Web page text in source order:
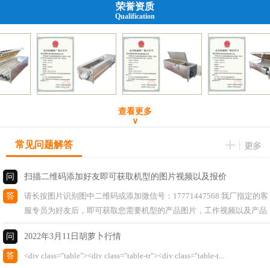
荣誉资质
Qualification
查看更多
∨
常见问题解答
问 扫描二维码添加好友即可获取机型的图片视频以及报价
答
请长按图片识别图中二维码或添加微信号：17771447568 我厂指定的客
服专员为好友后，即可获取您需要机型的产品图片，工作视频以及产品
报价！ 注：我厂11年专注萝卜清洗机研发与制造，产品分6大系列4...
问
2022年3月11日胡萝卜行情
答 <div class="table"><div class="table-tr"><div class="table-t...